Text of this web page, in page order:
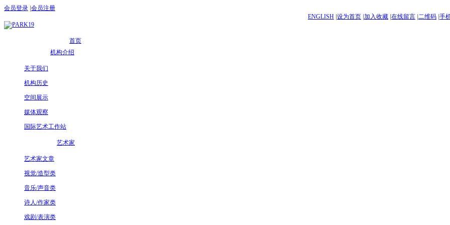
会员登录 会员注册
ENGLISH |设为首页 |加入收藏 |在线留言 |二维码 |手
首页
机构介绍
关于我们
机构历史
空间展示
媒体观察
国际艺术工作站
艺术家
艺术家文章
视觉/造型类
音乐/声音类
诗人/作家类
戏剧/表演类